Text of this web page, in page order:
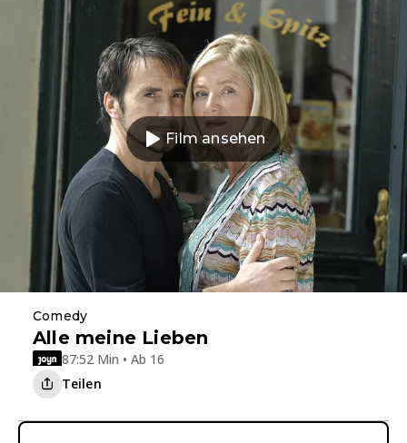
Film ansehen
Comedy
Alle meine Lieben
87:52 Min • Ab 16
Teilen